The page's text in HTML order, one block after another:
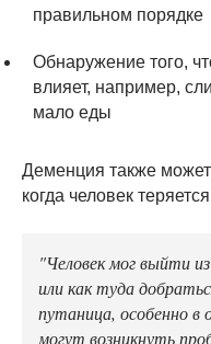
правильном порядке
Обнаружение того,
влияет, например,
мало еды
Деменция также может
когда человек
"Человек мог выйти
или как туда
путаница, особенно
могут возникнуть